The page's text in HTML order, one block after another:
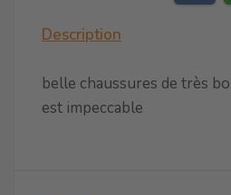
Description
belle chaussures de très
est impeccable